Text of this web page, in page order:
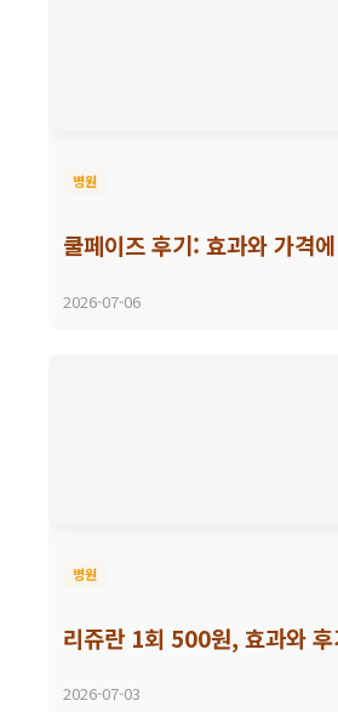
병원
쿨페이즈 후기: 효과와 가격
2026-07-06
병원
리쥬란 1회 500원, 효과와 후
2026-07-03